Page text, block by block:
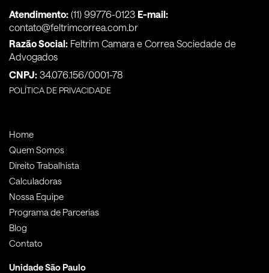
Atendimento: (11) 99776-0123 E-mail:
contato@feltrimcorrea.com.br
Razão Social: Feltrim Camara e Correa Sociedade de
Advogados
CNPJ: 34.076.156/0001-78
POLÍTICA DE PRIVACIDADE
Home
Quem Somos
Direito Trabalhista
Calculadoras
Nossa Equipe
Programa de Parcerias
Blog
Contato
Unidade São Paulo